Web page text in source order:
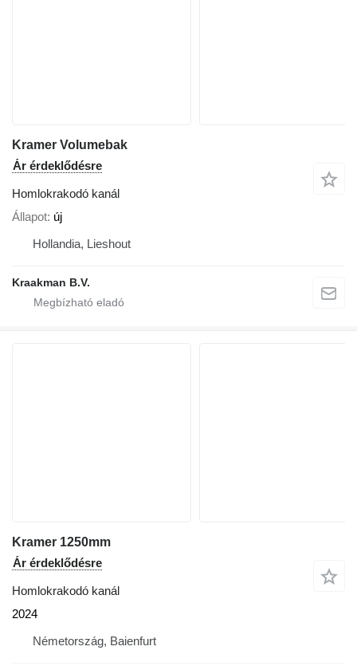
Kramer Volumebak
Ár érdeklődésre
Homlokrakodó kanál
Állapot új
Hollandia, Lieshout
Kraakman B.V.
Kramer 1250mm
Ár érdeklődésre
Homlokrakodó kanál
2024
Németország, Baienfurt